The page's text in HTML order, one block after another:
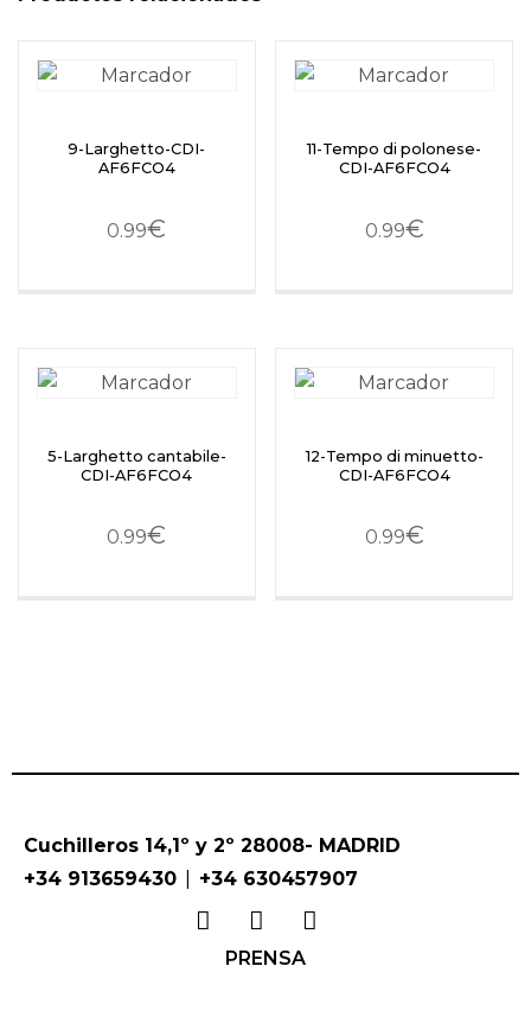
9-Larghetto-CDI-
AF6FCO4
0.99€
11-Tempo di polonese-
CDI-AF6FCO4
0.99€
5-Larghetto cantabile-
CDI-AF6FCO4
0.99€
12-Tempo di minuetto-
CDI-AF6FCO4
0.99€
Cuchilleros 14,1º y 2º 28008- MADRID
+34 913659430 | +34 630457907
PRENSA